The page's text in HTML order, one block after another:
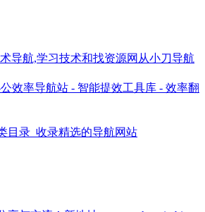
导航,学习技术和找资源网从小刀导航
效率导航站 - 智能提效工具库 - 效率翻
目录_收录精选的导航网站